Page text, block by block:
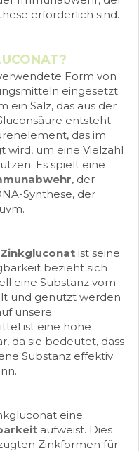
erforderlich sind.
Form von
eingesetzt
ein Salz, das aus der
entsteht.
das im
wird, um eine Vielzahl
Es spielt eine
, der
Synthese, der
ist seine
bezieht sich
eine Substanz vom
und genutzt werden
unsere
ist eine hohe
da sie bedeutet, dass
Substanz effektiv
eine
aufweist. Dies
Zinkformen für